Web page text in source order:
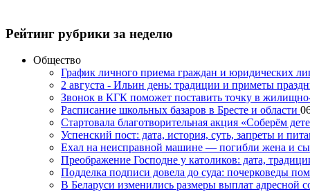
Рейтинг рубрики за неделю
Общество
График личного приема граждан и юридических
2 августа - Ильин день: традиции и приметы
Звонок в КГК поможет поставить точку в
Расписание школьных базаров в Бресте и области
Стартовала благотворительная акция «Соберём
Успенский пост: дата, история, суть, запреты и
Ехал на неисправной машине — погибли жена и
Преображение Господне у католиков: дата,
Подделка подписи довела до суда: почерковеды
В Беларуси изменились размеры выплат адресной